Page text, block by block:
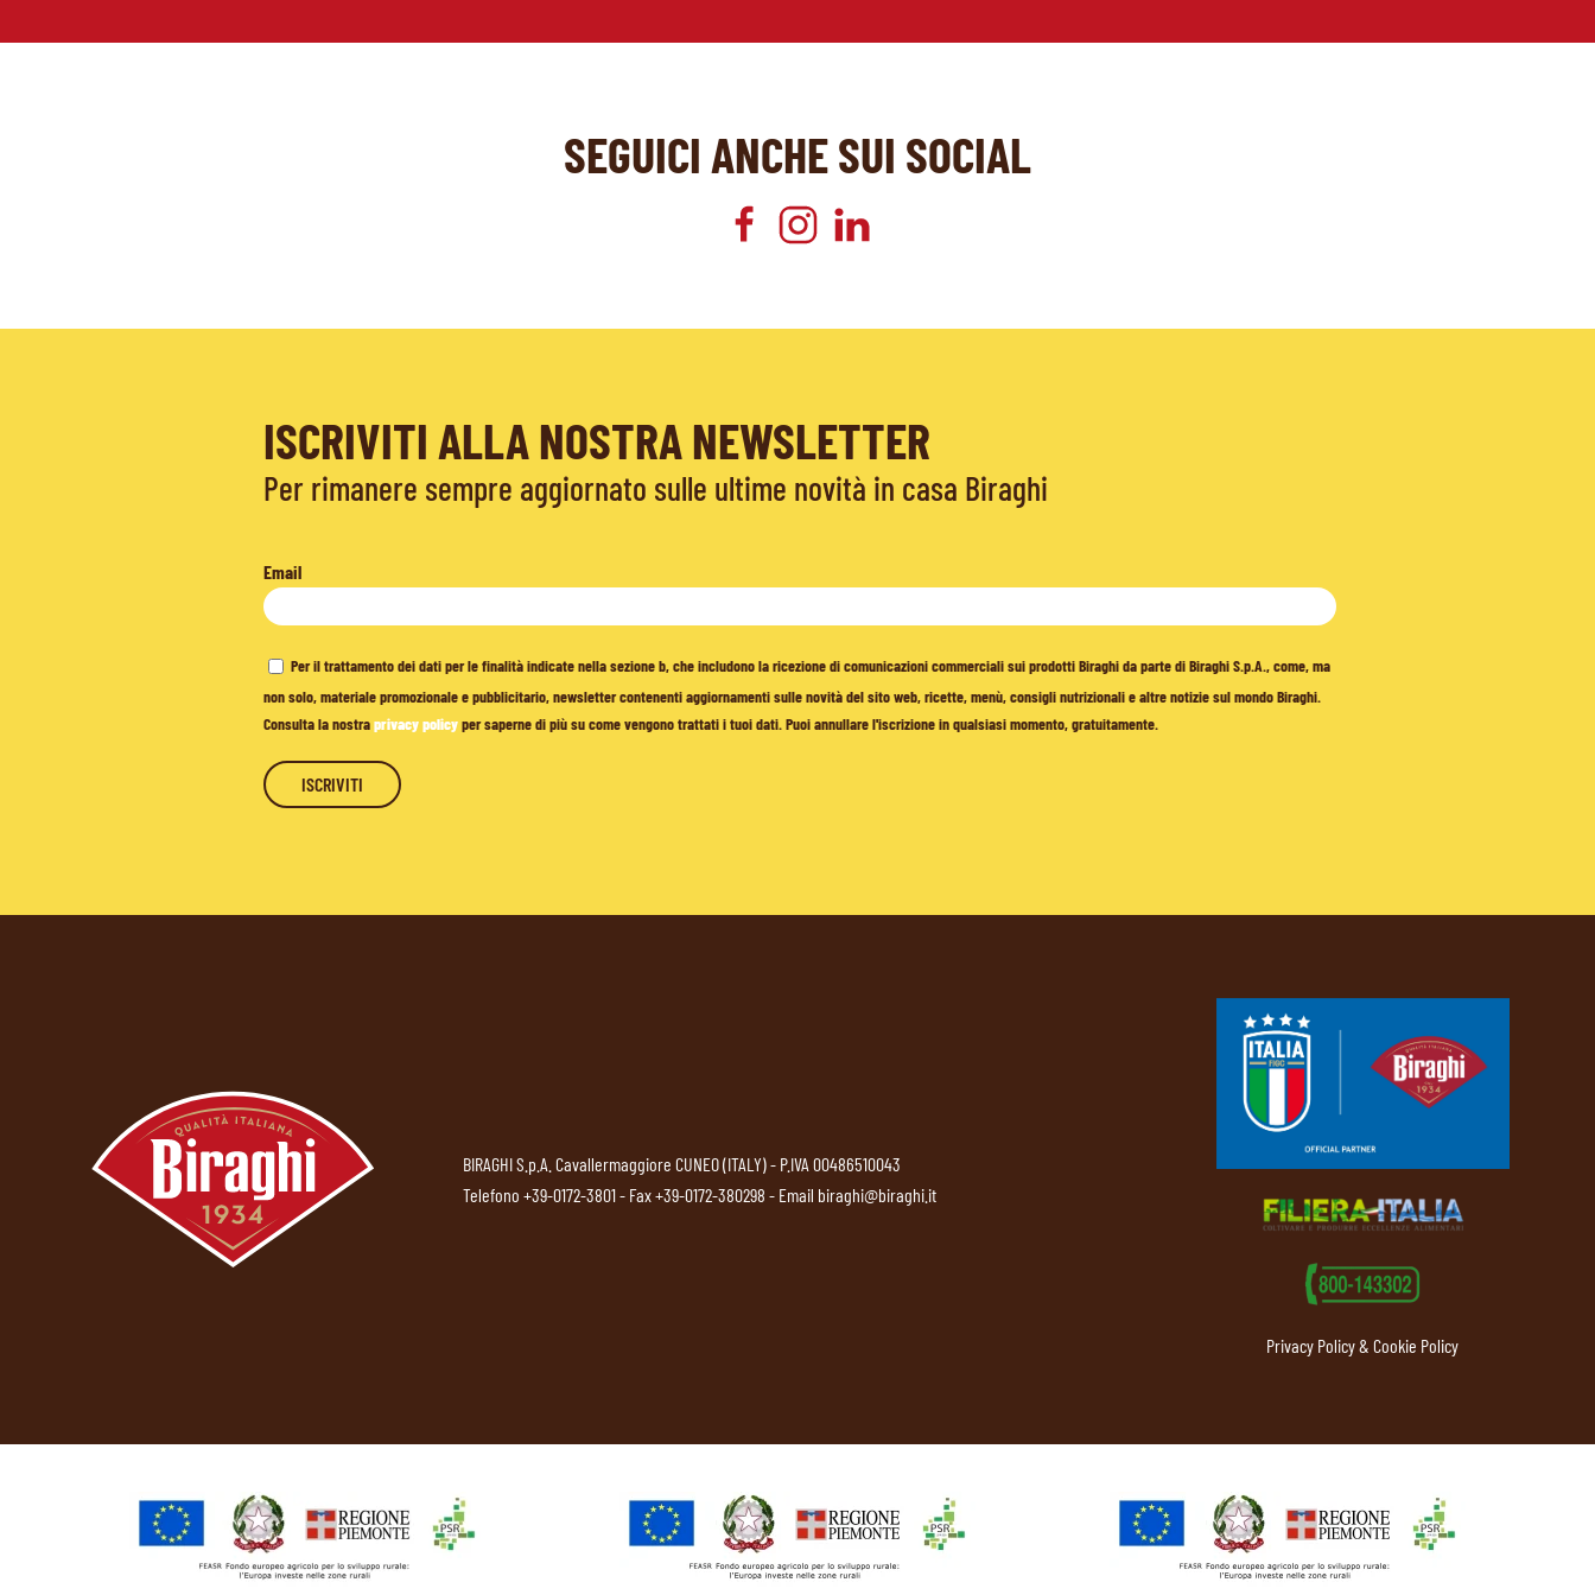
SEGUICI ANCHE SUI SOCIAL
ISCRIVITI ALLA NOSTRA NEWSLETTER
Per rimanere sempre aggiornato sulle ultime novità in casa Biraghi
Email
Per il trattamento dei dati per le finalità indicate nella sezione b, che includono la ricezione di comunicazioni commerciali sui prodotti Biraghi da parte di Biraghi S.p.A., come, ma
non solo, materiale promozionale e pubblicitario, newsletter contenenti aggiornamenti sulle novità del sito web, ricette, menù, consigli nutrizionali e altre notizie sul mondo Biraghi.
Consulta la nostraprivacy policyper saperne di più su come vengono trattati i tuoi dati. Puoi annullare l'iscrizione in qualsiasi momento, gratuitamente.
BIRAGHI S.p.A. Cavallermaggiore CUNEO (ITALY) - P.IVA 00486510043
Telefono +39-0172-3801- Fax +39-0172-380298 - Email biraghi@biraghi.it
Privacy Policy & Cookie Policy